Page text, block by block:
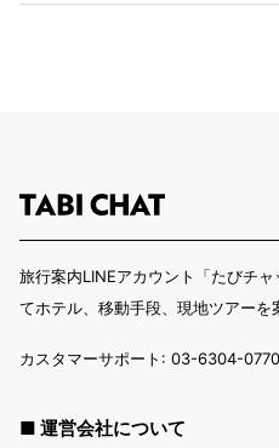
旅行案内LINEアカウント「たびチ
てホテル、移動手段、現地ツアーを
カスタマーサポート: 03-6304-0770
■ 運営会社について